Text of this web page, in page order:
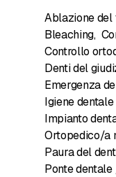
Ablazione del
Bleaching,
Controllo
Denti del
Emergenza
Igiene
Impianto
Ortopedico/a
Paura del
Ponte